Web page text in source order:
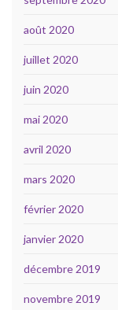
août 2020
juillet 2020
juin 2020
mai 2020
avril 2020
mars 2020
février 2020
janvier 2020
décembre 2019
novembre 2019